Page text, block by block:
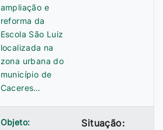
ampliação e
reforma da
Escola São Luiz
localizada na
zona urbana do
município de
Caceres…
Objeto:
Situação: